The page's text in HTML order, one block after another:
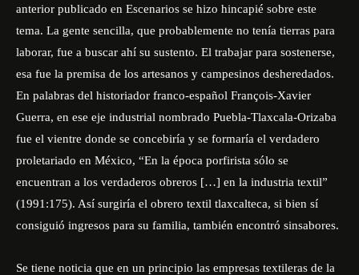
anterior publicado en Escenarios se hizo hincapié sobre este
tema. La gente sencilla, que probablemente no tenía tierras para
laborar, fue a buscar ahí su sustento. El trabajar para sostenerse,
esa fue la premisa de los artesanos y campesinos desheredados.
En palabras del historiador franco-español François-Xavier
Guerra, en ese eje industrial nombrado Puebla-Tlaxcala-Orizaba
fue el vientre donde se concebiría y se formaría el verdadero
proletariado en México, “En la época porfirista sólo se
encuentran a los verdaderos obreros […] en la industria textil”
(1991:175). Así surgiría el obrero textil tlaxcalteca, si bien sí
consiguió ingresos para su familia, también encontró sinsabores.
Se tiene noticia que en un principio las empresas textileras de la